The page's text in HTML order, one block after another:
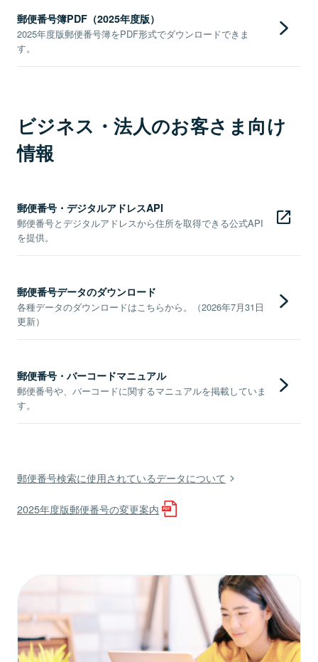
郵便番号簿PDF（2025年度版）
2025年度版郵便番号簿をPDF形式でダウンロードできま
す。
ビジネス・法人のお客さま向け
情報
郵便番号・デジタルアドレスAPI
郵便番号とデジタルアドレスから住所を取得できる公式API
を提供。
郵便番号データのダウンロード
各種データのダウンロードはこちらから。（2026年7月31日
更新）
郵便番号・バーコードマニュアル
郵便番号や、バーコードに関するマニュアルを掲載していま
す。
郵便番号検索に使用されているデータについて
2025年度版郵便番号の変更案内